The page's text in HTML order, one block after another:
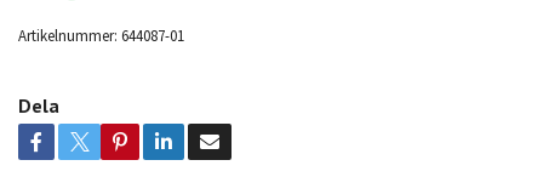
Artikelnummer: 644087-01
Dela